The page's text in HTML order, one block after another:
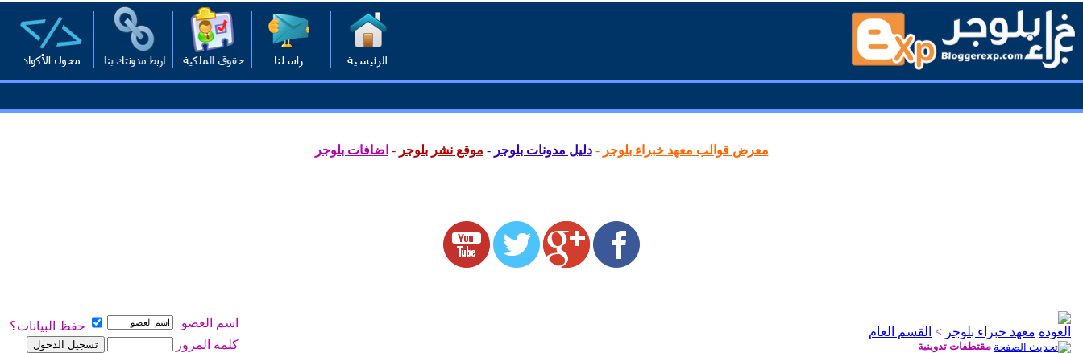
معرض قوالب معهد خبراء بلوجر -دليل مدونات بلوجر - موقع نشر بلوجر - اضافات بلوجر
معهد خبراء بلوجر > القسم العام
مقتطفات تدوينية
اسم العضو
حفظ البيانات؟
كلمة المرور